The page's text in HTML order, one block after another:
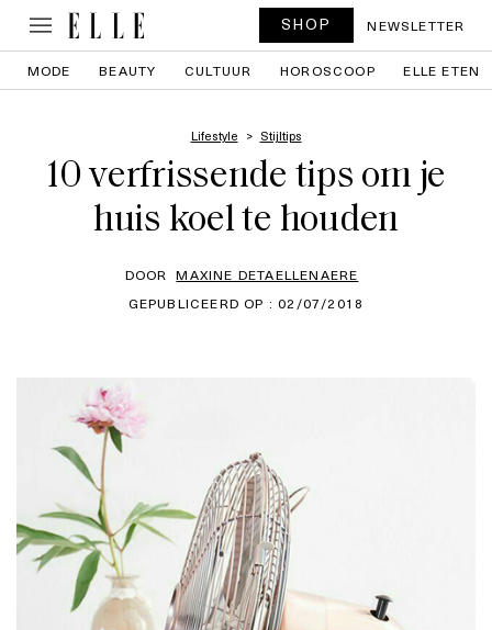
SHOP NEWSLETTER
MODE BEAUTY CULTUUR HOROSCOOP ELLE ETEN
Lifestyle Stijltips
10 verfrissende tips om je
huis koel te houden
DOOR MAXINE DETAELLENAERE
GEPUBLICEERD OP : 02/07/2018